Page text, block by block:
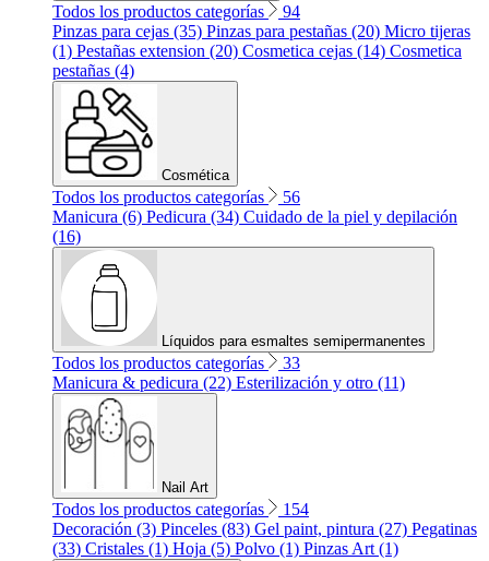
Todos los productos categorías
94
Pinzas para cejas (35) Pinzas para pestañas (20) Micro tijeras
(1) Pestañas extension (20) Cosmetica cejas (14) Cosmetica
pestañas (4)
Cosmética
Todos los productos categorías
56
Manicura (6) Pedicura (34) Cuidado de la piel y depilación
(16)
Líquidos para esmaltes semipermanentes
Todos los productos categorías
33
Manicura & pedicura (22) Esterilización y otro (11)
Nail Art
Todos los productos categorías
154
Decoración (3) Pinceles (83) Gel paint, pintura (27) Pegatinas
(33) Cristales (1) Hoja (5) Polvo (1) Pinzas Art (1)